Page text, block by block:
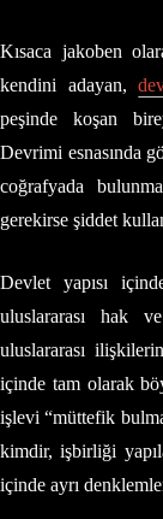
Kısaca jakoben
kendini adayan,
peşinde koşan
Devrimi esnasında
coğrafyada
gerekirse şiddet
Devlet yapısı
uluslararası hak
uluslararası
içinde tam olarak
işlevi “müttefik
kimdir, işbirliği
içinde ayrı